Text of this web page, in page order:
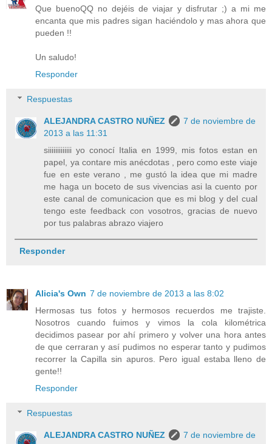
Que buenoQQ no dejéis de viajar y disfrutar ;) a mi me
encanta que mis padres sigan haciéndolo y mas ahora que
pueden !!
Un saludo!
Responder
Respuestas
ALEJANDRA CASTRO NUÑEZ
7 de noviembre de
2013 a las 11:31
siiiiiiiiiiiii yo conocí Italia en 1999, mis fotos estan en
papel, ya contare mis anécdotas , pero como este viaje
fue en este verano , me gustó la idea que mi madre
me haga un boceto de sus vivencias asi la cuento por
este canal de comunicacion que es mi blog y del cual
tengo este feedback con vosotros, gracias de nuevo
por tus palabras abrazo viajero
Responder
Alicia's Own 7 de noviembre de 2013 a las 8:02
Hermosas tus fotos y hermosos recuerdos me trajiste.
Nosotros cuando fuimos y vimos la cola kilométrica
decidimos pasear por ahí primero y volver una hora antes
de que cerraran y así pudimos no esperar tanto y pudimos
recorrer la Capilla sin apuros. Pero igual estaba lleno de
gente!!
Responder
Respuestas
ALEJANDRA CASTRO NUÑEZ
7 de noviembre de